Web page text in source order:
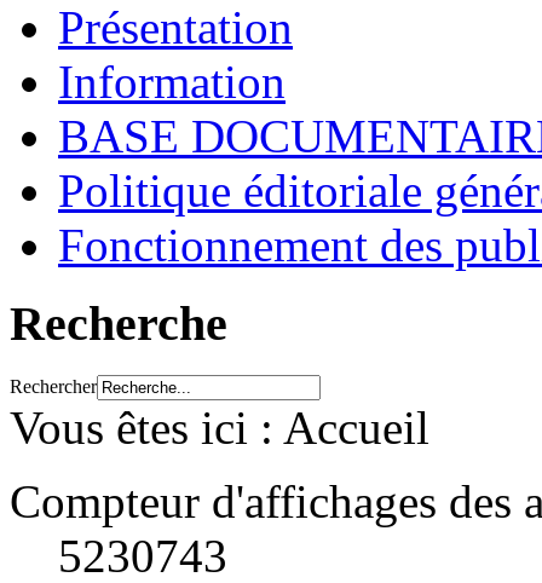
Présentation
Information
BASE
Politique éditoriale
Fonctionnement des
Recherche
Rechercher
Vous êtes ici : Accueil
Compteur d'affichages des
5230743